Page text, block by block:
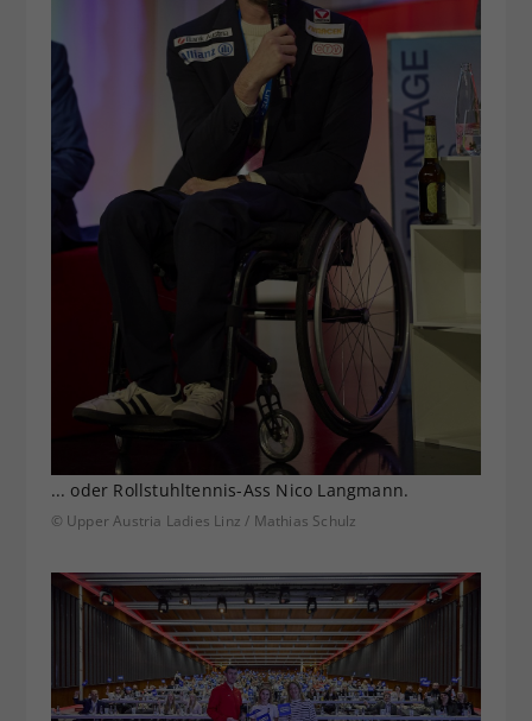
... oder Rollstuhltennis-Ass Nico Langmann.
© Upper Austria Ladies Linz / Mathias Schulz